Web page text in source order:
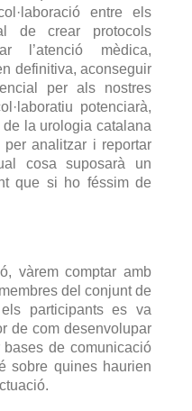
entre els
de crear protocols
l’atenció mèdica,
definitiva, aconseguir
per als nostres
potenciarà,
la urologia catalana
analitzar i reportar
cosa suposarà un
que si ho féssim de
vàrem comptar amb
del conjunt de
participants es va
de com desenvolupar
de comunicació
sobre quines haurien